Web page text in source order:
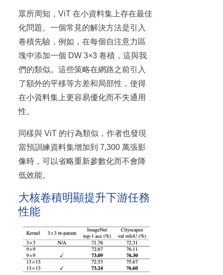
眾所周知，ViT 在小資料集上存在最佳
化問題。一個常見的解決方法是引入
卷積先驗，例如，在每個自注意力區
塊中添加一個 DW 3×3 卷積，這與我
們的類似。這些策略在網路之前引入
了額外的平移等方差和局部性，使得
在小資料集上更容易優化而不失通用
性。
同樣與 ViT 的行為類似，作者也發現
當預訓練資料集增加到 7,300 萬張影
像時，可以省略重新參數化而不會降
低效能。
大核卷積明顯提升下游任務
性能